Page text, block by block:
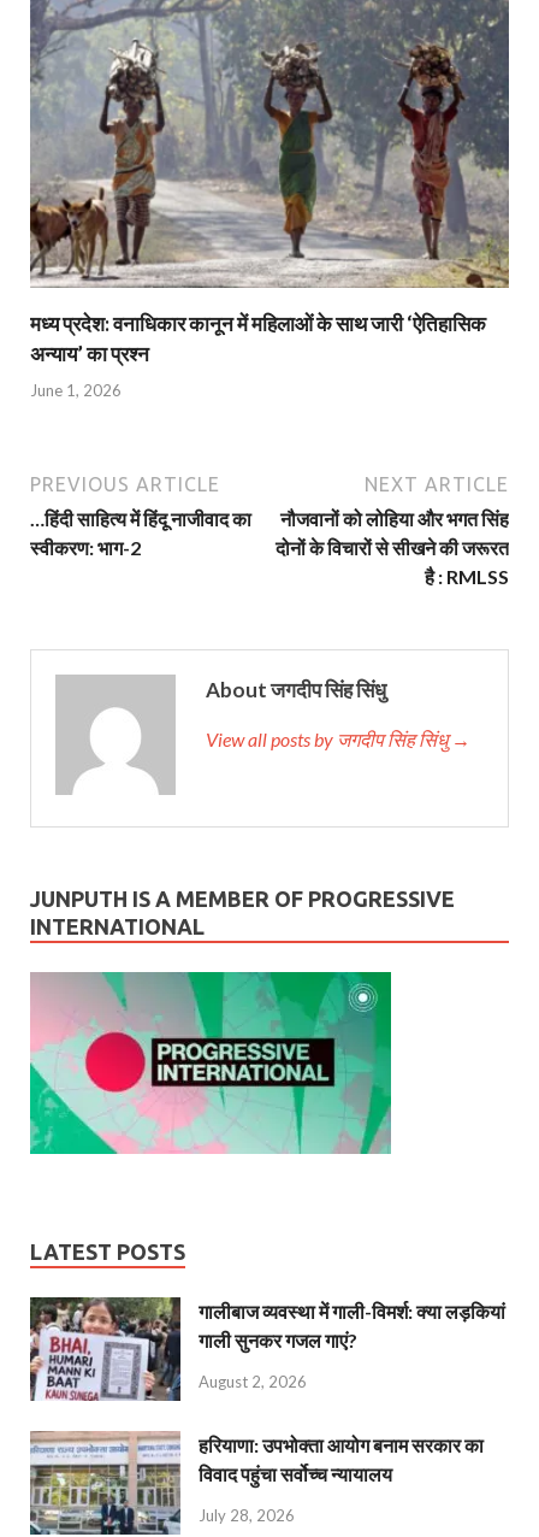
मध्य प्रदेश: वनाधिकार कानून में महिलाओं के साथ जारी ‘ऐतिहासिक
अन्याय’ का प्रश्न
June 1, 2026
PREVIOUS ARTICLE
…हिंदी साहित्य में हिंदू नाजीवाद का
स्वीकरण: भाग-2
NEXT ARTICLE
नौजवानों को लोहिया और भगत सिंह
दोनों के विचारों से सीखने की जरूरत
है : RMLSS
About जगदीप सिंह सिंधु
View all posts by जगदीप सिंह सिंधु →
JUNPUTH IS A MEMBER OF PROGRESSIVE
INTERNATIONAL
LATEST POSTS
गालीबाज व्‍यवस्‍था में गाली-विमर्श: क्या लड़कियां
गाली सुनकर गजल गाएं?
August 2, 2026
हरियाणा: उपभोक्ता आयोग बनाम सरकार का
विवाद पहुंचा सर्वोच्च न्यायालय
July 28, 2026